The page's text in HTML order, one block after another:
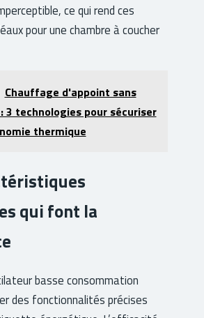
ce qui rend ces
pour une chambre à coucher
Chauffage d'appoint sans
3 technologies pour sécuriser
thermique
qui font la
basse consommation
des fonctionnalités précises